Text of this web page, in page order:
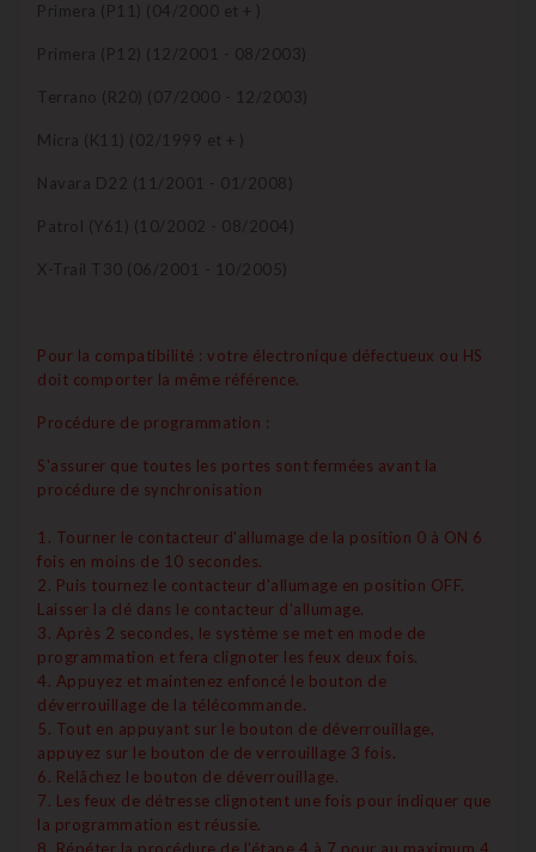
Primera (P11) (04/2000 et + )
Primera (P12) (12/2001 - 08/2003)
Terrano (R20) (07/2000 - 12/2003)
Micra (K11) (02/1999 et + )
Navara D22 (11/2001 - 01/2008)
Patrol (Y61) (10/2002 - 08/2004)
X-Trail T30 (06/2001 - 10/2005)
Pour la compatibilité : votre électronique défectueux ou HS
doit comporter la même référence.
Procédure de programmation :
S'assurer que toutes les portes sont fermées avant la
procédure de synchronisation
1. Tourner le contacteur d'allumage de la position 0 à ON 6
fois en moins de 10 secondes.
2. Puis tournez le contacteur d'allumage en position OFF.
Laisser la clé dans le contacteur d'allumage.
3. Après 2 secondes, le système se met en mode de
programmation et fera clignoter les feux deux fois.
4. Appuyez et maintenez enfoncé le bouton de
déverrouillage de la télécommande.
5. Tout en appuyant sur le bouton de déverrouillage,
appuyez sur le bouton de de verrouillage 3 fois.
6. Relâchez le bouton de déverrouillage.
7. Les feux de détresse clignotent une fois pour indiquer que
la programmation est réussie.